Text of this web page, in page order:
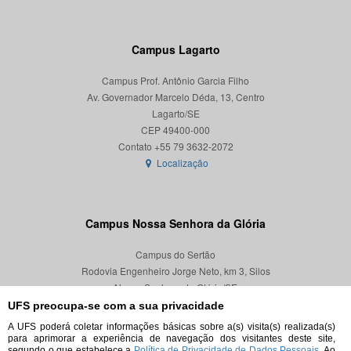
UFS preocupa-se com a sua privacidade
A UFS poderá coletar informações básicas sobre a(s) visita(s) realizada(s)
para aprimorar a experiência de navegação dos visitantes deste site,
Campus Lagarto
Campus Prof. Antônio Garcia Filho
Av. Governador Marcelo Déda, 13, Centro
Lagarto/SE
CEP 49400-000
Localização
Campus Nossa Senhora da Glória
Campus do Sertão
Rodovia Engenheiro Jorge Neto, km 3, Silos
Nossa Senhora da Glória/SE
CEP 49680-000
Localização